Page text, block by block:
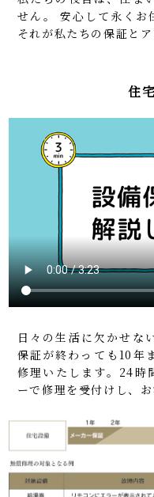
せん。
安心して永くお
それが私たちの保証と
住
日々の生活に欠かせな
保証が終わっても10年
修理いたします。24時
ーで修理を受付けし、